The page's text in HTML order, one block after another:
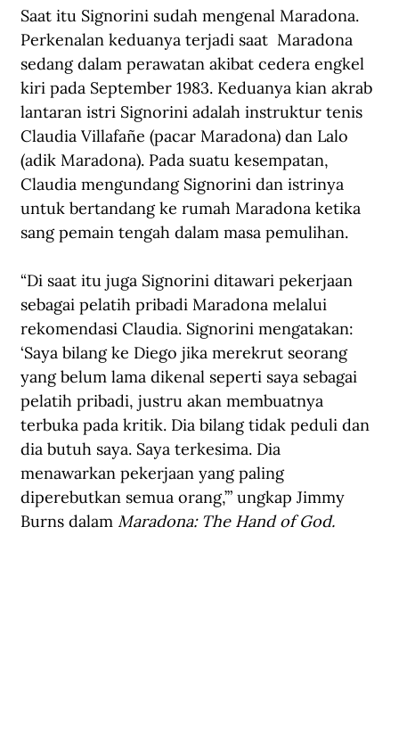
Saat itu Signorini sudah mengenal Maradona.
Perkenalan keduanya terjadi saat  Maradona
sedang dalam perawatan akibat cedera engkel
kiri pada September 1983. Keduanya kian akrab
lantaran istri Signorini adalah instruktur tenis
Claudia Villafañe (pacar Maradona) dan Lalo
(adik Maradona). Pada suatu kesempatan,
Claudia mengundang Signorini dan istrinya
untuk bertandang ke rumah Maradona ketika
sang pemain tengah dalam masa pemulihan.
“Di saat itu juga Signorini ditawari pekerjaan
sebagai pelatih pribadi Maradona melalui
rekomendasi Claudia. Signorini mengatakan:
‘Saya bilang ke Diego jika merekrut seorang
yang belum lama dikenal seperti saya sebagai
pelatih pribadi, justru akan membuatnya
terbuka pada kritik. Dia bilang tidak peduli dan
dia butuh saya. Saya terkesima. Dia
menawarkan pekerjaan yang paling
diperebutkan semua orang,’” ungkap Jimmy
Burns dalam Maradona: The Hand of God.